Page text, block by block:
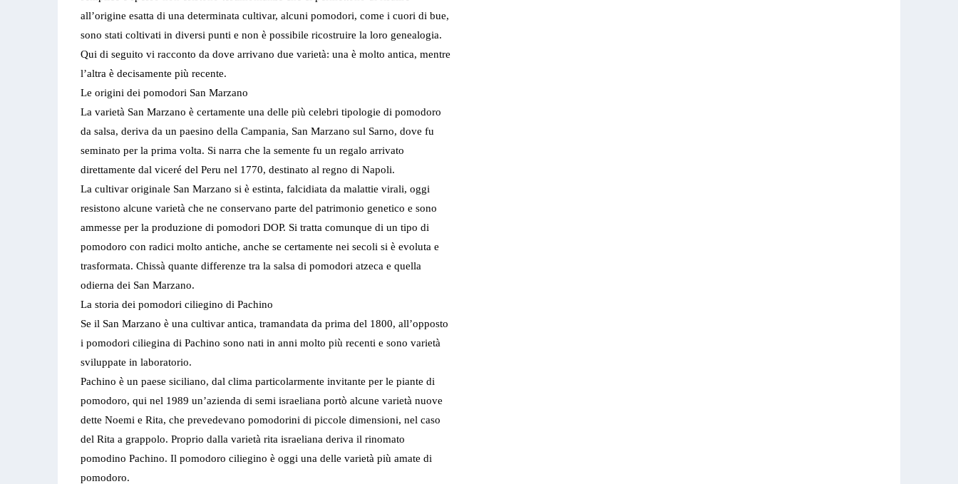
all’origine esatta di una determinata cultivar, alcuni pomodori, come i cuori di bue,
sono stati coltivati in diversi punti e non è possibile ricostruire la loro genealogia.
Qui di seguito vi racconto da dove arrivano due varietà: una è molto antica, mentre
l’altra è decisamente più recente.
Le origini dei pomodori San Marzano
La varietà San Marzano è certamente una delle più celebri tipologie di pomodoro
da salsa, deriva da un paesino della Campania, San Marzano sul Sarno, dove fu
seminato per la prima volta. Si narra che la semente fu un regalo arrivato
direttamente dal viceré del Peru nel 1770, destinato al regno di Napoli.
La cultivar originale San Marzano si è estinta, falcidiata da malattie virali, oggi
resistono alcune varietà che ne conservano parte del patrimonio genetico e sono
ammesse per la produzione di pomodori DOP. Si tratta comunque di un tipo di
pomodoro con radici molto antiche, anche se certamente nei secoli si è evoluta e
trasformata. Chissà quante differenze tra la salsa di pomodori atzeca e quella
odierna dei San Marzano.
La storia dei pomodori ciliegino di Pachino
Se il San Marzano è una cultivar antica, tramandata da prima del 1800, all’opposto
i pomodori ciliegina di Pachino sono nati in anni molto più recenti e sono varietà
sviluppate in laboratorio.
Pachino è un paese siciliano, dal clima particolarmente invitante per le piante di
pomodoro, qui nel 1989 un’azienda di semi israeliana portò alcune varietà nuove
dette Noemi e Rita, che prevedevano pomodorini di piccole dimensioni, nel caso
del Rita a grappolo. Proprio dalla varietà rita israeliana deriva il rinomato
pomodino Pachino. Il pomodoro ciliegino è oggi una delle varietà più amate di
pomodoro.